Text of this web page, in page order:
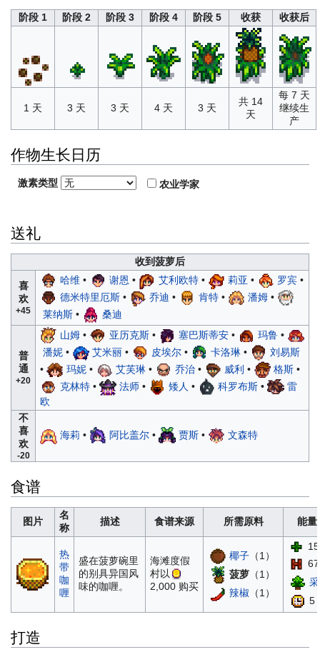
阶段 1 阶段 2 阶段 3 阶段 4 阶段 5 收获 收获后
1 天 3 天 3 天 4 天 3 天
共 14
天
每 7 天
继续生
产
作物生长日历
激素类型 农业学家
送礼
收到菠萝后
喜
欢
+45
哈维• 谢恩 • 艾利欧特• 莉亚 • 罗宾•
德米特里厄斯• 乔迪 • 肯特• 潘姆•
莱纳斯• 桑迪
普
通
+20
山姆• 亚历克斯• 塞巴斯蒂安• 玛鲁•
潘妮• 艾米丽• 皮埃尔• 卡洛琳•
刘易斯
•
玛妮• 艾芙琳• 乔治• 威利 • 格斯•
克林特• 法师• 矮人 • 科罗布斯•
雷
欧
不
喜
欢
-20
海莉 • 阿比盖尔• 贾斯• 文森特
食谱
图片
名
称
描述 食谱来源 所需原料 能量
热
带
咖
喱
盛在菠萝碗里
的别具异国风
味的咖喱。
海滩度假
村以
2,000购买
椰子（1）
菠萝（1）
辣椒 （1）
67
5
打造